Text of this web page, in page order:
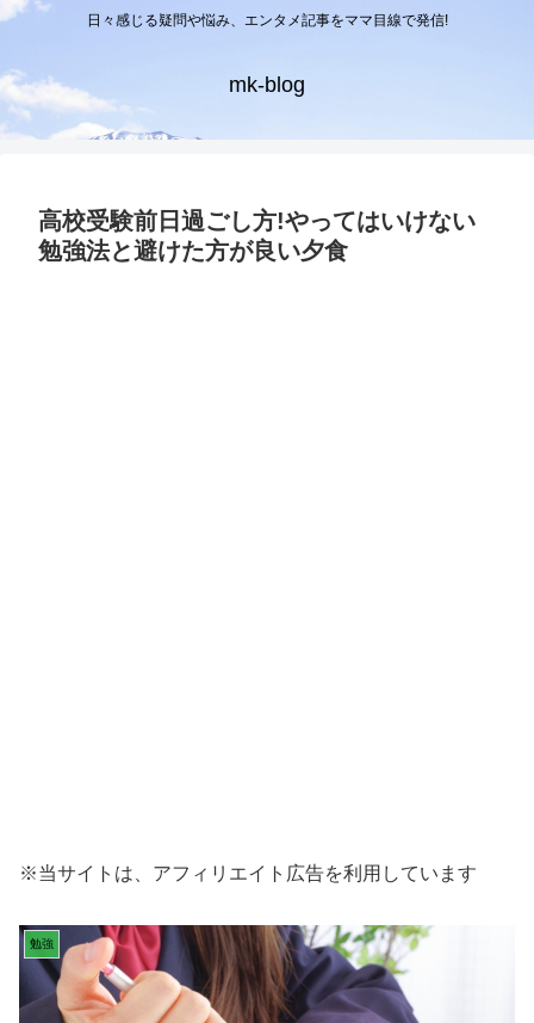
日々感じる疑問や悩み、エンタメ記事をママ目線で発信!
mk-blog
高校受験前日過ごし方!やってはいけない
勉強法と避けた方が良い夕食
※当サイトは、アフィリエイト広告を利用しています
勉強